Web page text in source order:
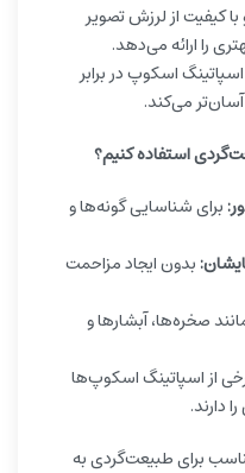
کیفیت از لرزش تصویر
را ارائه می‌دهد.
اسکوپ در برابر
می‌کند.
استفاده کنیم؟
برای شناسایی گونه‌ها و
بدون ایجاد مزاحمت
صخره‌ها، آبشارها و
از اسپاتینگ اسکوپ‌ها
دارند.
برای طبیعت‌گردی به